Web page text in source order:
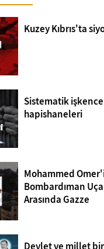
Kuzey Kıbrıs'ta
Sistematik
hapishaneleri
Mohammed
Bombardıman
Arasında Gazze